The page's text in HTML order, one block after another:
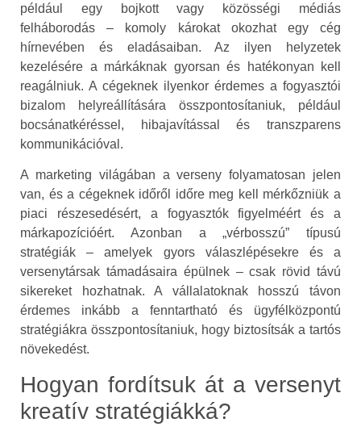
például egy bojkott vagy közösségi médiás
felháborodás – komoly károkat okozhat egy cég
hírnevében és eladásaiban. Az ilyen helyzetek
kezelésére a márkáknak gyorsan és hatékonyan kell
reagálniuk. A cégeknek ilyenkor érdemes a fogyasztói
bizalom helyreállítására összpontosítaniuk, például
bocsánatkéréssel, hibajavítással és transzparens
kommunikációval.
A marketing világában a verseny folyamatosan jelen
van, és a cégeknek időről időre meg kell mérkőzniük a
piaci részesedésért, a fogyasztók figyelméért és a
márkapozícióért. Azonban a „vérbosszú” típusú
stratégiák – amelyek gyors válaszlépésekre és a
versenytársak támadásaira épülnek – csak rövid távú
sikereket hozhatnak. A vállalatoknak hosszú távon
érdemes inkább a fenntartható és ügyfélközpontú
stratégiákra összpontosítaniuk, hogy biztosítsák a tartós
növekedést.
Hogyan fordítsuk át a versenyt
kreatív stratégiákká?